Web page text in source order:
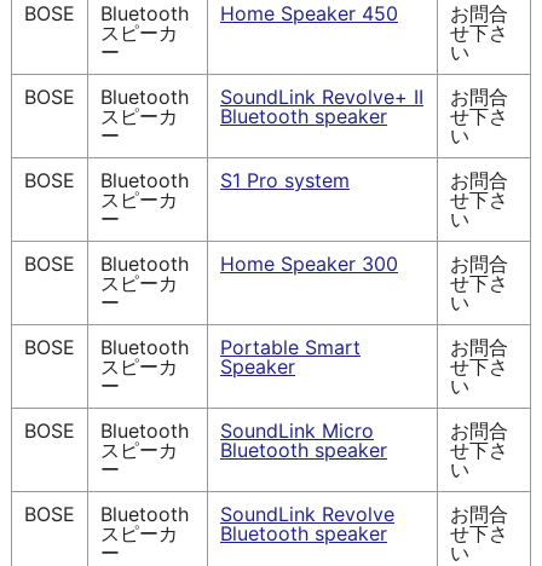
BOSE
Bluetooth
スピーカ
ー
Home Speaker 450
お問合
せ下さ
い
BOSE
Bluetooth
スピーカ
ー
SoundLink Revolve+ II
Bluetooth speaker
お問合
せ下さ
い
BOSE
Bluetooth
スピーカ
ー
S1 Pro system
お問合
せ下さ
い
BOSE
Bluetooth
スピーカ
ー
Home Speaker 300
お問合
せ下さ
い
BOSE
Bluetooth
スピーカ
ー
Portable Smart
Speaker
お問合
せ下さ
い
BOSE
Bluetooth
スピーカ
ー
SoundLink Micro
Bluetooth speaker
お問合
せ下さ
い
BOSE
Bluetooth
スピーカ
ー
SoundLink Revolve
Bluetooth speaker
お問合
せ下さ
い